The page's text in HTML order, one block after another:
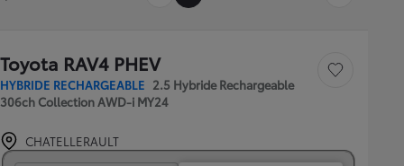
Toyota RAV4 PHEV
HYBRIDE RECHARGEABLE 2.5 Hybride Rechargeable
306ch Collection AWD-i MY24
Sauvegarder le
CHATELLERAULT